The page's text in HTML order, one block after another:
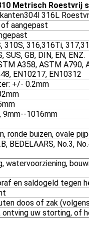
Metrisch
316L
aangepast
310S, 316,316Ti,
SUS, GB, DIN, EN, ENZ.
A358, ASTM A790,
EN10217, EN10312
+/- 0.2mm
9mm--1016mm
ronde buizen, ovale
BEDELAARS, No.3,
watervoorziening,
en saldogeld tegen
doos of zak
ontving uw storting, of